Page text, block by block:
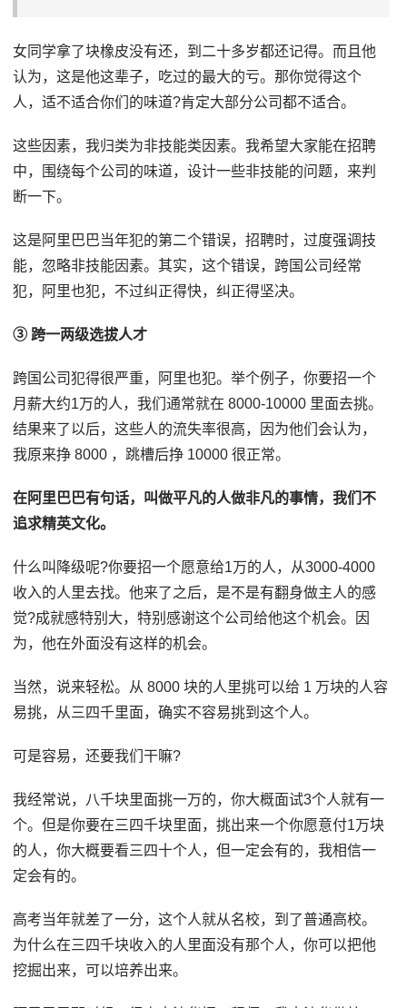
女同学拿了块橡皮没有还，到二十多岁都还记得。而且他
认为，这是他这辈子，吃过的最大的亏。那你觉得这个
人，适不适合你们的味道?肯定大部分公司都不适合。
这些因素，我归类为非技能类因素。我希望大家能在招聘
中，围绕每个公司的味道，设计一些非技能的问题，来判
断一下。
这是阿里巴巴当年犯的第二个错误，招聘时，过度强调技
能，忽略非技能因素。其实，这个错误，跨国公司经常
犯，阿里也犯，不过纠正得快，纠正得坚决。
③ 跨一两级选拔人才
跨国公司犯得很严重，阿里也犯。举个例子，你要招一个
月薪大约1万的人，我们通常就在 8000-10000 里面去挑。
结果来了以后，这些人的流失率很高，因为他们会认为，
我原来挣 8000 ，跳槽后挣 10000 很正常。
在阿里巴巴有句话，叫做平凡的人做非凡的事情，我们不
追求精英文化。
什么叫降级呢?你要招一个愿意给1万的人，从3000-4000
收入的人里去找。他来了之后，是不是有翻身做主人的感
觉?成就感特别大，特别感谢这个公司给他这个机会。因
为，他在外面没有这样的机会。
当然，说来轻松。从 8000 块的人里挑可以给 1 万块的人容
易挑，从三四千里面，确实不容易挑到这个人。
可是容易，还要我们干嘛?
我经常说，八千块里面挑一万的，你大概面试3个人就有一
个。但是你要在三四千块里面，挑出来一个你愿意付1万块
的人，你大概要看三四十个人，但一定会有的，我相信一
定会有的。
高考当年就差了一分，这个人就从名校，到了普通高校。
为什么在三四千块收入的人里面没有那个人，你可以把他
挖掘出来，可以培养出来。